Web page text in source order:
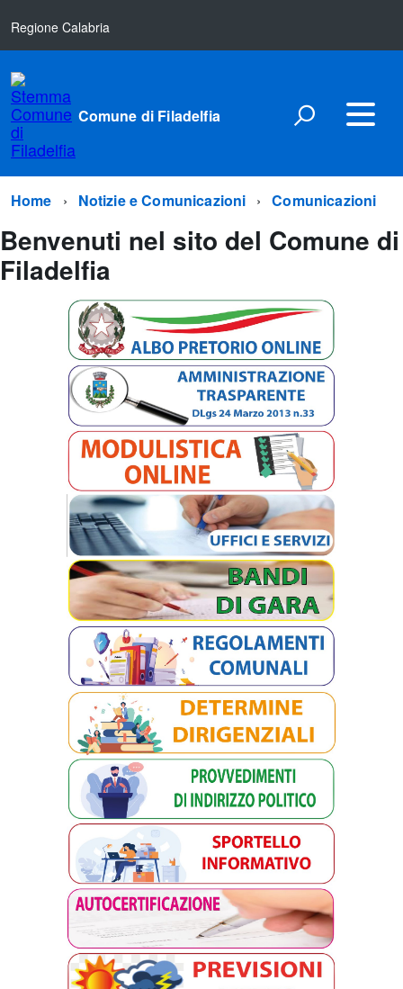
Regione Calabria
Comune di Filadelfia
Home Notizie e Comunicazioni Comunicazioni
Benvenuti nel sito del Comune di
Filadelfia